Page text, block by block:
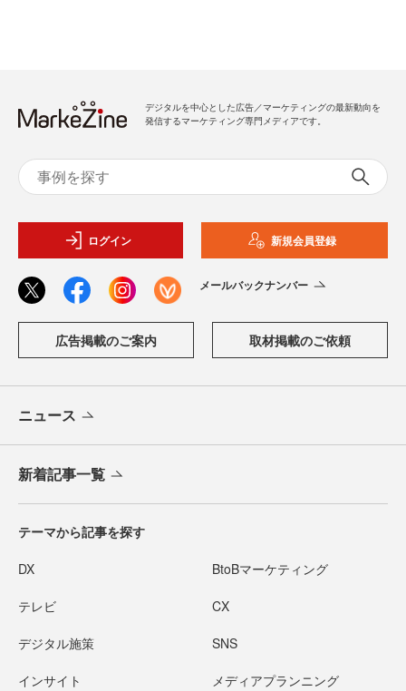
デジタルを中心とした広告／マーケティングの最新動向を
発信するマーケティング専門メディアです。
ログイン 新規会員登録
メールバックナンバー
広告掲載のご案内 取材掲載のご依頼
ニュース
新着記事一覧
テーマから記事を探す
DX BtoBマーケティング
テレビ CX
デジタル施策 SNS
インサイト メディアプランニング